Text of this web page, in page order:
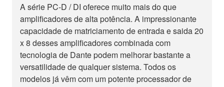
A série PC-D / DI oferece muito mais do que
amplificadores de alta potência. A impressionante
capacidade de matriciamento de entrada e saida 20
x 8 desses amplificadores combinada com
tecnologia de Dante podem melhorar bastante a
versatilidade de qualquer sistema. Todos os
modelos já vêm com um potente processador de